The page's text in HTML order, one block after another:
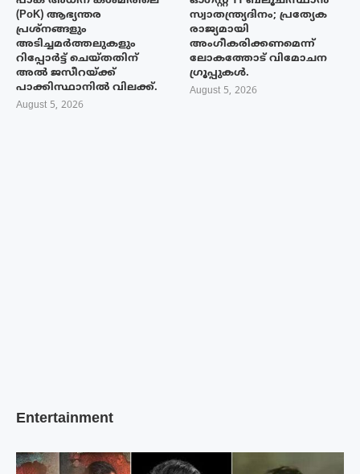
(PoK) ആഭ്യന്തര
പ്രശ്നങ്ങളും
അടിച്ചമർത്തലുകളും
റിപ്പോർട്ട് ചെയ്തതിന്
അൽ ജസീറയ്‌ക്ക്
പാക്കിസ്ഥാനിൽ വിലക്ക്.
August 5, 2026
സ്വാതന്ത്ര്യദിനം; പ്രത്യേക
രാജ്യമായി
അംഗീകരിക്കണമെന്ന്
ലോകത്തോട് വിമോചന
ഗ്രൂപ്പുകൾ.
August 5, 2026
Entertainment